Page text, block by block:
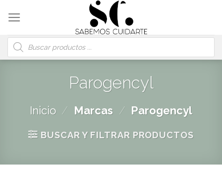
content
Búsqueda
de
productos
Parogencyl
Inicio / Marcas / Parogencyl
BUSCAR Y FILTRAR PRODUCTOS